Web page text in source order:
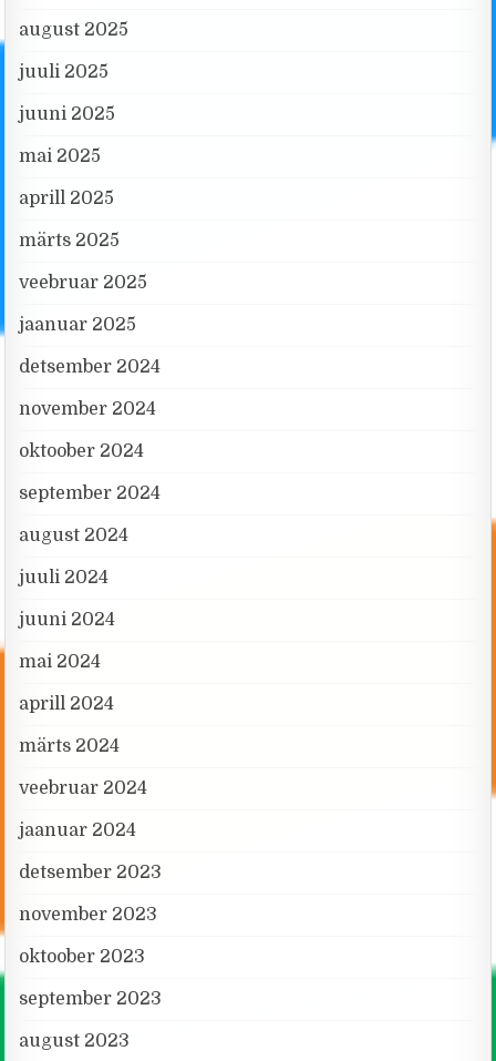
august 2025
juuli 2025
juuni 2025
mai 2025
aprill 2025
märts 2025
veebruar 2025
jaanuar 2025
detsember 2024
november 2024
oktoober 2024
september 2024
august 2024
juuli 2024
juuni 2024
mai 2024
aprill 2024
märts 2024
veebruar 2024
jaanuar 2024
detsember 2023
november 2023
oktoober 2023
september 2023
august 2023